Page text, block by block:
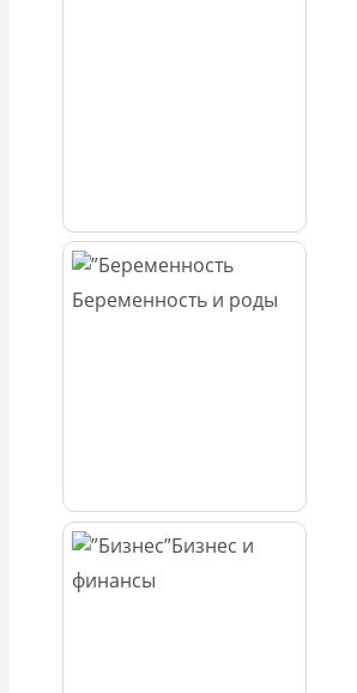
Беременность и роды
Бизнес и
финансы